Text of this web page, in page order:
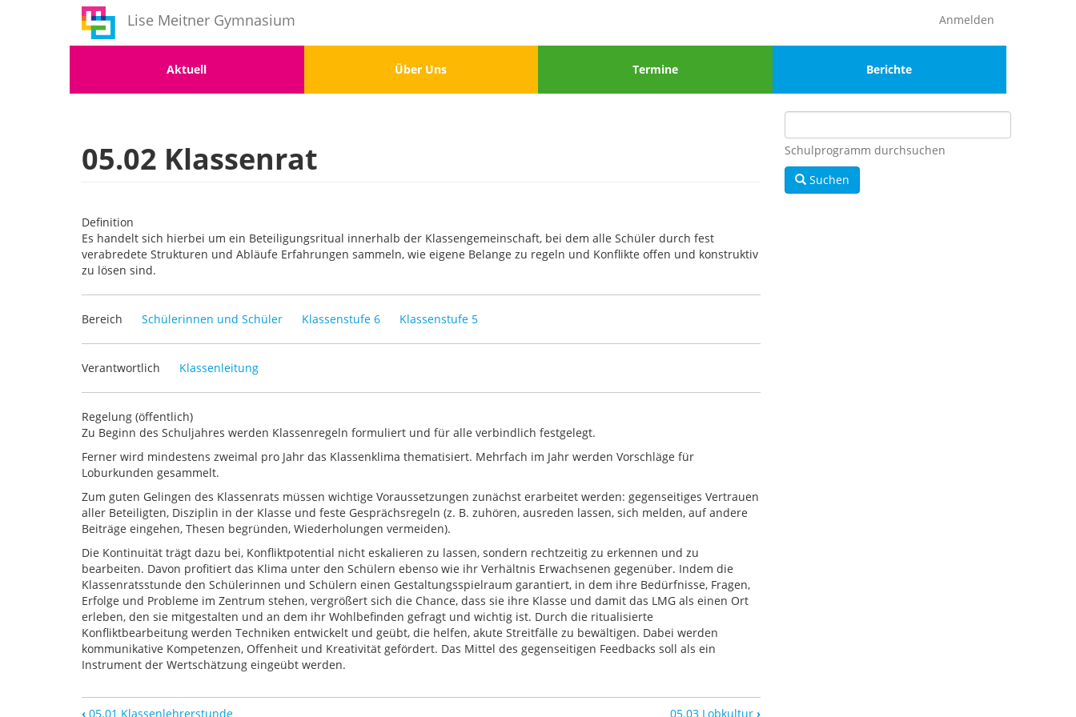
Lise Meitner Gymnasium
Benutzermenü Anmelden
1
Aktuell
2
Über Uns
3
Termine
4
Berichte
05.02 Klassenrat
Definition
Es handelt sich hierbei um ein Beteiligungsritual innerhalb der Klassengemeinschaft, bei dem alle Schüler durch fest
verabredete Strukturen und Abläufe Erfahrungen sammeln, wie eigene Belange zu regeln und Konflikte offen und konstruktiv
zu lösen sind.
Bereich Schülerinnen und Schüler Klassenstufe 6 Klassenstufe 5
Verantwortlich Klassenleitung
Regelung (öffentlich)
Zu Beginn des Schuljahres werden Klassenregeln formuliert und für alle verbindlich festgelegt.
Ferner wird mindestens zweimal pro Jahr das Klassenklima thematisiert. Mehrfach im Jahr werden Vorschläge für
Loburkunden gesammelt.
Zum guten Gelingen des Klassenrats müssen wichtige Voraussetzungen zunächst erarbeitet werden: gegenseitiges Vertrauen
aller Beteiligten, Disziplin in der Klasse und feste Gesprächsregeln (z. B. zuhören, ausreden lassen, sich melden, auf andere
Beiträge eingehen, Thesen begründen, Wiederholungen vermeiden).
Die Kontinuität trägt dazu bei, Konfliktpotential nicht eskalieren zu lassen, sondern rechtzeitig zu erken­nen und zu
bearbeiten. Davon profitiert das Klima unter den Schülern ebenso wie ihr Verhältnis Erwachsenen gegenüber. Indem die
Klassenratsstunde den Schülerinnen und Schülern einen Gestaltungsspielraum garantiert, in dem ihre Bedürfnisse, Fragen,
Erfolge und Probleme im Zentrum stehen, vergrößert sich die Chance, dass sie ihre Klasse und damit das LMG als einen Ort
erleben, den sie mitgestalten und an dem ihr Wohlbefinden gefragt und wichtig ist. Durch die ritualisierte
Konfliktbearbeitung werden Techniken entwickelt und geübt, die helfen, akute Streitfälle zu bewältigen. Dabei werden
kommunikative Kompetenzen, Offenheit und Kreativität gefördert. Das Mittel des gegenseitigen Feedbacks soll als ein
Instrument der Wertschätzung eingeübt werden.
‹ 05.01 Klassenlehrerstunde 05.03 Lobkultur ›
Schulprogramm durchsuchen
Suchen